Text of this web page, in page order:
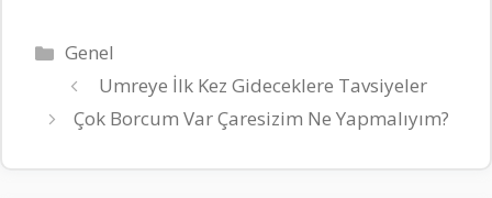
Kategoriler
Genel
Umreye İlk Kez Gideceklere Tavsiyeler
Çok Borcum Var Çaresizim Ne Yapmalıyım?